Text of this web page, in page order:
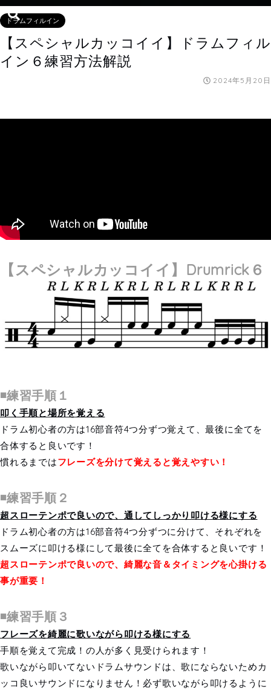
ドラムフィルイン
【スペシャルカッコイイ】ドラムフィル
イン６練習方法解説
2024年5月20日
【スペシャルカッコイイ】 Drumrick６
◾️練習手順１
叩く手順と場所を覚える
ドラム初心者の方は16部音符4つ分ずつ覚えて、最後に全てを
合体すると良いです！
慣れるまではフレーズを分けて覚えると覚えやすい！
◾️練習手順２
超スローテンポで良いので、通してしっかり叩ける様にする
ドラム初心者の方は16部音符4つ分ずつに分けて、それぞれを
スムーズに叩ける様にして最後に全てを合体すると良いです！
超スローテンポで良いので、綺麗な音＆タイミングを心掛ける
事が重要！
◾️練習手順３
フレーズを綺麗に歌いながら叩ける様にする
手順を覚えて完成！の人が多く見受けられます！
歌いながら叩いてないドラムサウンドは、歌にならないためカ
ッコ良いサウンドになりません！必ず歌いながら叩けるように